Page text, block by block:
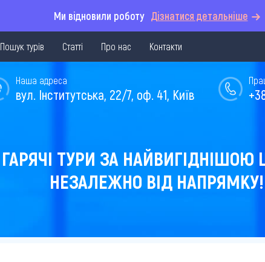
Ми відновили роботу Дізнатися детальніше
Пошук турів Статті Про нас Контакти
Наша адреса
вул. Інститутська, 22/7, оф. 41, Київ
ГАРЯЧІ ТУРИ ЗА НАЙВИГІДНІШОЮ
НЕЗАЛЕЖНО ВІД НАПРЯМКУ!